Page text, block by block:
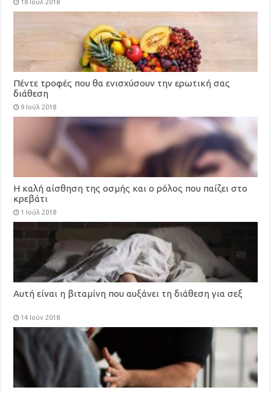
18 Ιούλ 2018
Πέντε τροφές που θα ενισχύσουν την ερωτική σας
διάθεση
9 Ιούλ 2018
Η καλή αίσθηση της οσμής και ο ρόλος που παίζει στο
κρεβάτι
1 Ιούλ 2018
Αυτή είναι η βιταμίνη που αυξάνει τη διάθεση για σεξ
14 Ιούν 2018